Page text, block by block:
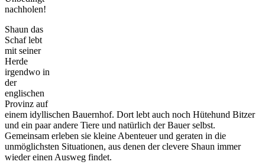
nachholen!
Shaun das
Schaf lebt
mit seiner
Herde
irgendwo in
der
englischen
Provinz auf
einem idyllischen Bauernhof. Dort lebt auch noch Hütehund Bitzer
und ein paar andere Tiere und natürlich der Bauer selbst.
Gemeinsam erleben sie kleine Abenteuer und geraten in die
unmöglichsten Situationen, aus denen der clevere Shaun immer
wieder einen Ausweg findet.